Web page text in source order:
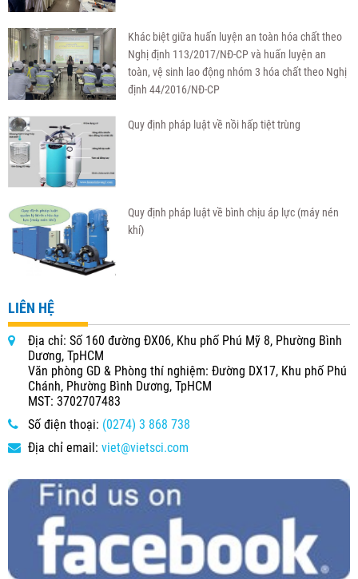
Khác biệt giữa huấn luyện an toàn hóa chất theo
Nghị định 113/2017/NĐ-CP và huấn luyện an
toàn, vệ sinh lao động nhóm 3 hóa chất theo Nghị
định 44/2016/NĐ-CP
Quy định pháp luật về nồi hấp tiệt trùng
Quy định pháp luật về bình chịu áp lực (máy nén
khí)
LIÊN HỆ
Địa chỉ: Số 160 đường ĐX06, Khu phố Phú Mỹ 8, Phường Bình
Dương, TpHCM
Văn phòng GD & Phòng thí nghiệm: Đường DX17, Khu phố Phú
Chánh, Phường Bình Dương, TpHCM
MST: 3702707483
Số điện thoại: (0274) 3 868 738
Địa chỉ email: viet@vietsci.com